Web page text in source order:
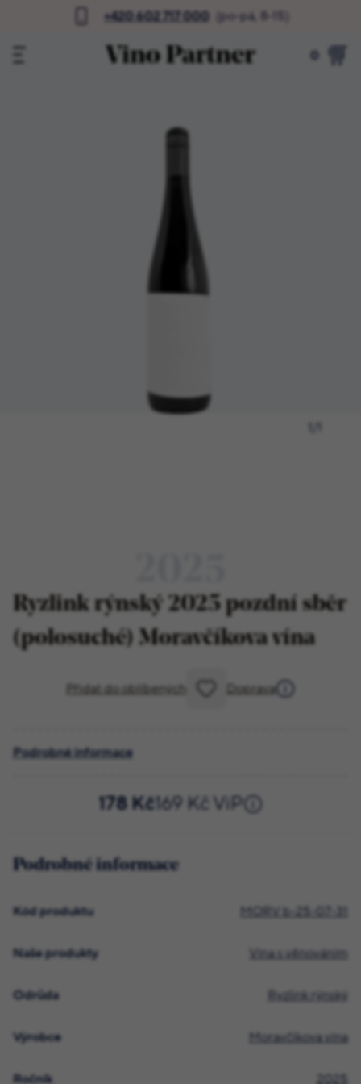
+420 602 717 000 (po-pá, 8-15)
0
Ryzlink rýnský 2025 pozdní sběr
(polosuché) Moravčíkova vína
Přidat do oblíbených Doprava
Podrobné informace
178 Kč169 Kč ViP
Podrobné informace
Kód produktu MORV b-25-07-31
Naše produkty Vína s věnováním
Odrůda Ryzlink rýnský
Výrobce Moravčíkova vína
Ročník 2025